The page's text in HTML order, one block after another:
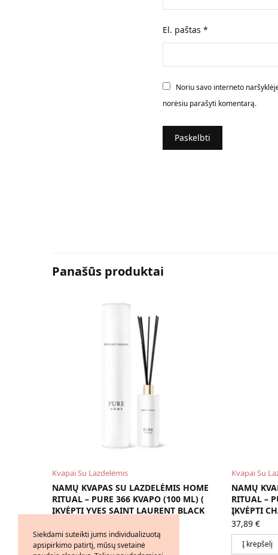
El. paštas*
Noriu savo interneto
norėsiu parašyti komentarą.
Panašūs produktai
Kvapai Su Lazdelėmis
NAMŲ KVAPAS SU LAZDELĖMIS HOME
RITUAL – PURE 366 KVAPO (100 ML) (
ĮKVĖPTI YVES SAINT LAURENT BLACK
37,89€
Kvapai Su
NAMŲ
RITUAL –
ĮKVĖPTI
37,89 €
Į krepšelį
Siekdami suteikti jums individualizuotą
apsipirkimo patirtį, mūsų svetainė